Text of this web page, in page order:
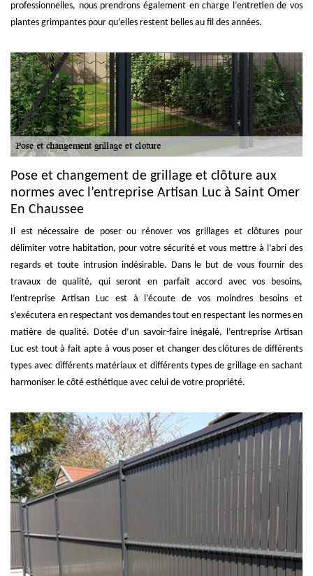
professionnelles, nous prendrons également en charge l’entretien de vos
plantes grimpantes pour qu’elles restent belles au fil des années.
Pose et changement de grillage et clôture aux
normes avec l’entreprise Artisan Luc à Saint Omer
En Chaussee
Il est nécessaire de poser ou rénover vos grillages et clôtures pour
délimiter votre habitation, pour votre sécurité et vous mettre à l’abri des
regards et toute intrusion indésirable. Dans le but de vous fournir des
travaux de qualité, qui seront en parfait accord avec vos besoins,
l’entreprise Artisan Luc est à l’écoute de vos moindres besoins et
s’exécutera en respectant vos demandes tout en respectant les normes en
matière de qualité. Dotée d’un savoir-faire inégalé, l’entreprise Artisan
Luc est tout à fait apte à vous poser et changer des clôtures de différents
types avec différents matériaux et différents types de grillage en sachant
harmoniser le côté esthétique avec celui de votre propriété.